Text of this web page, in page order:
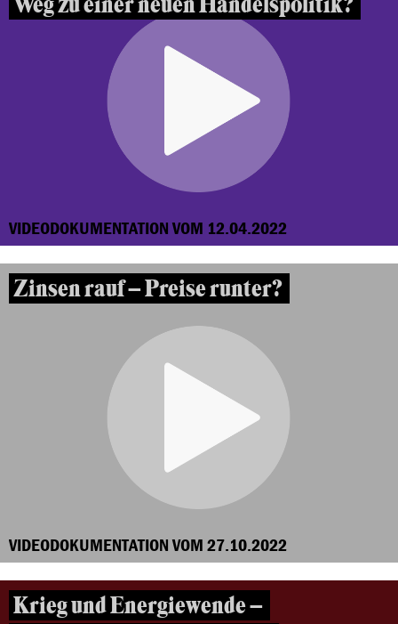
VIDEODOKUMENTATION VOM 12.04.2022
Zinsen rauf – Preise runter?
VIDEODOKUMENTATION VOM 27.10.2022
Krieg und Energiewende –